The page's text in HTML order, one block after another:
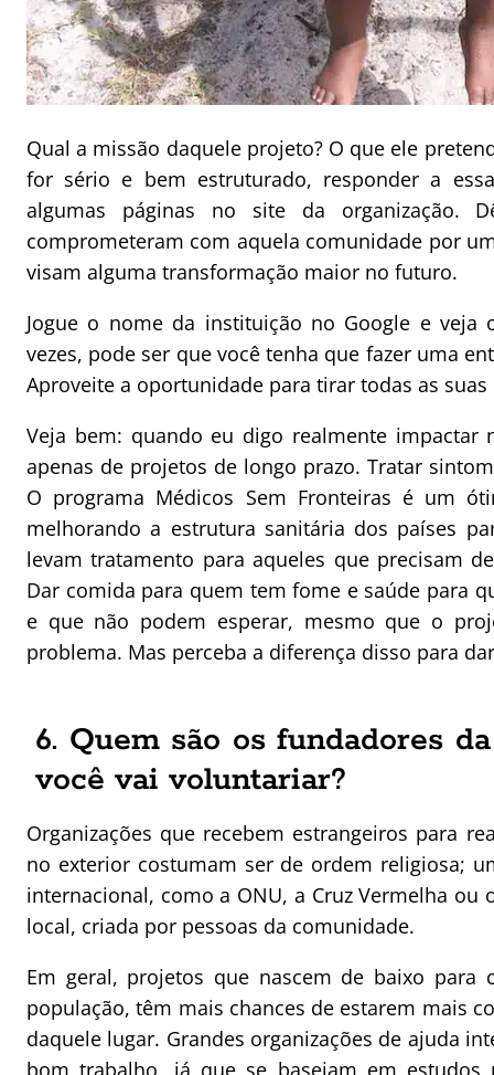
Qual a missão daquele projeto? O que ele
for sério e bem estruturado, responder a
algumas páginas no site da organização.
comprometeram com aquela comunidade por
visam alguma transformação maior no futuro.
Jogue o nome da instituição no Google e
vezes, pode ser que você tenha que fazer uma
Aproveite a oportunidade para tirar todas as suas
Veja bem: quando eu digo realmente impactar
apenas de projetos de longo prazo. Tratar
O programa Médicos Sem Fronteiras é um
melhorando a estrutura sanitária dos países
levam tratamento para aqueles que precisam
Dar comida para quem tem fome e saúde para
e que não podem esperar, mesmo que o
problema. Mas perceba a diferença disso para
6. Quem são os fundadores
você vai voluntariar?
Organizações que recebem estrangeiros para
no exterior costumam ser de ordem religiosa;
internacional, como a ONU, a Cruz Vermelha ou
local, criada por pessoas da comunidade.
Em geral, projetos que nascem de baixo para
população, têm mais chances de estarem mais
daquele lugar. Grandes organizações de ajuda